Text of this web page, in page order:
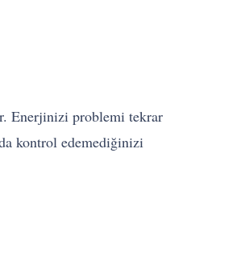
Enerjinizi problemi tekrar
kontrol edemediğinizi